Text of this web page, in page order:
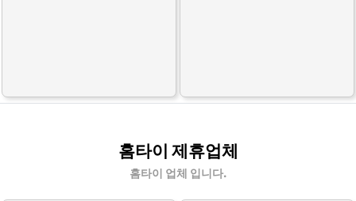
홈타이 제휴업체
홈타이 업체 입니다.